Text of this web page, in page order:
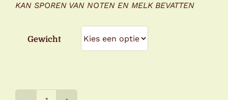
KAN SPOREN VAN NOTEN EN MELK BEVATTEN
Gewicht